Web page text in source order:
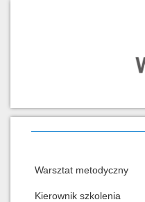
Warsztat metodyczny
Kierownik szkolenia